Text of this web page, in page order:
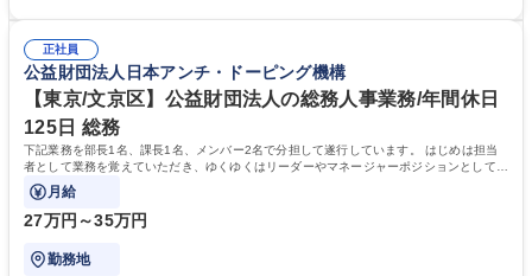
年休120日/デスクワーク中心で残業少なめ
整、資料作成、当日の運営サポート 学歴・資格 学歴：大学院 大学 語学
力： 資格：
正社員
公益財団法人日本アンチ・ドーピング機構
【東京/文京区】公益財団法人の総務人事業務/年間休日
125日 総務
下記業務を部長1名、課長1名、メンバー2名で分担して遂行しています。 はじめは担当
者として業務を覚えていただき、ゆくゆくはリーダーやマネージャーポジションとして活
躍いただくことを期待しています。
月給
27万円～35万円
勤務地